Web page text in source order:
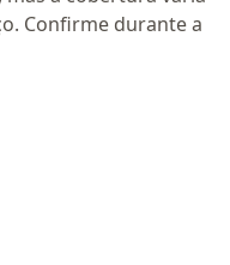
Confirme durante a